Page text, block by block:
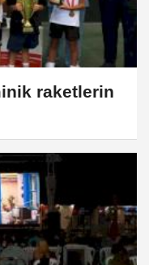
raketlerin